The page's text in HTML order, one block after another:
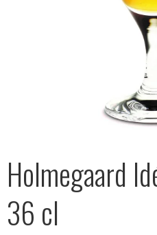
Holmegaard
36 cl